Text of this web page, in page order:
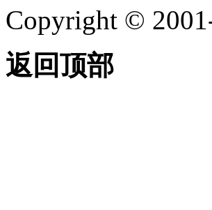
Copyright ©
返回顶部